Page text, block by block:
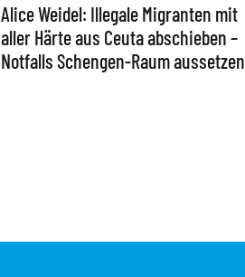
Alice Weidel: Illegale Migranten mit
aller Härte aus Ceuta abschieben –
Notfalls Schengen-Raum aussetzen